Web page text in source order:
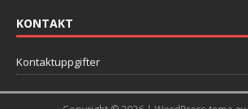
KONTAKT
Kontaktuppgifter